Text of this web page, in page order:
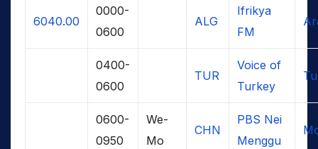
6040.00
0000-
0600
ALG
Ifrikya
FM
0400-
0600
TUR
Voice of
Turkey
0600-
0950
We-
Mo
CHN
PBS Nei
Menggu